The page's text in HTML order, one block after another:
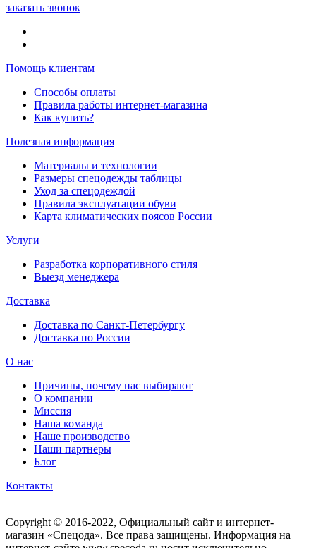
заказать звонок
Помощь клиентам
Способы оплаты
Правила работы интернет-магазина
Как купить?
Полезная информация
Материалы и технологии
Размеры спецодежды таблицы
Уход за спецодеждой
Правила эксплуатации обуви
Карта климатических поясов России
Услуги
Разработка корпоративного стиля
Выезд менеджера
Доставка
Доставка по Санкт-Петербургу
Доставка по России
О нас
Причины, почему нас выбирают
О компании
Миссия
Наша команда
Наше производство
Наши партнеры
Блог
Контакты
Copyright © 2016-2022, Официальный сайт и интернет-
магазин «Спецода». Все права защищены. Информация на